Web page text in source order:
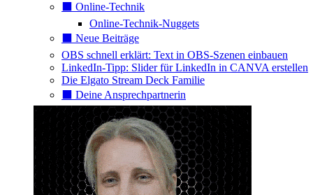
⬛️ Online-Technik
Online-Technik-Nuggets
⬛️ Neue Beiträge
OBS schnell erklärt: Text in OBS-Szenen einbauen
LinkedIn-Tipp: Slider für LinkedIn in CANVA erstellen
Die Elgato Stream Deck Familie
⬛️ Deine Ansprechpartnerin